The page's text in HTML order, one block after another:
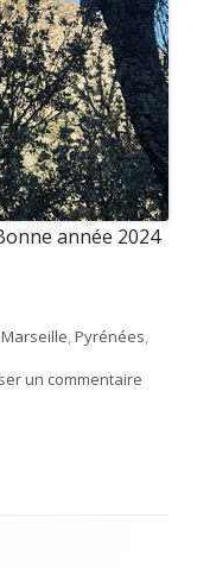
année 2024
Marseille,Pyrénées,
un commentaire